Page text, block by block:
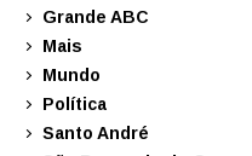
Grande ABC
Mais
Mundo
Política
Santo André